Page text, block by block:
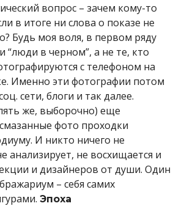
вопрос – зачем кому-то
в итоге ни слова о показе не
Будь моя воля, в первом ряду
“люди в черном”, а не те, кто
с телефоном на
Именно эти фотографии потом
сети, блоги и так далее.
же, выборочно) еще
фото проходки
И никто ничего не
анализирует, не восхищается и
и дизайнеров от души. Один
– себя самих
Эпоха